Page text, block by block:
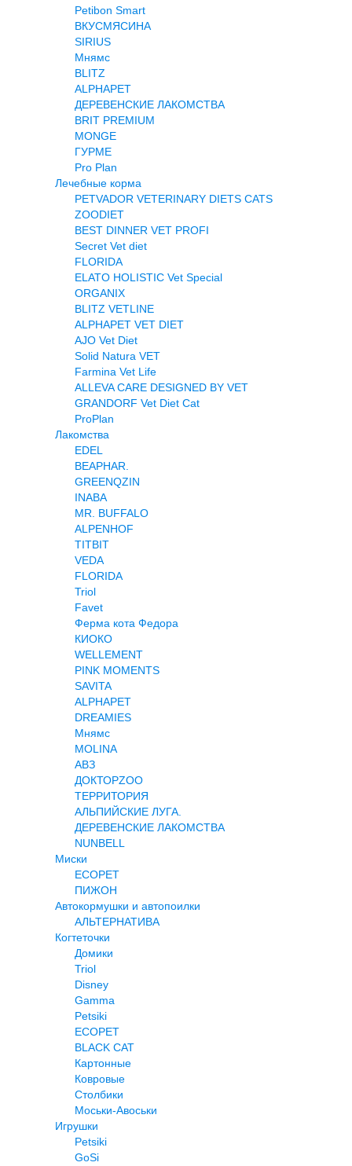
Petibon Smart
ВКУСМЯСИНА
SIRIUS
Мнямс
BLITZ
ALPHAPET
ДЕРЕВЕНСКИЕ ЛАКОМСТВА
BRIT PREMIUM
MONGE
ГУРМЕ
Pro Plan
Лечебные корма
PETVADOR VETERINARY DIETS CATS
ZOODIET
BEST DINNER VET PROFI
Secret Vet diet
FLORIDA
ELATO HOLISTIC Vet Special
ORGANIX
BLITZ VETLINE
ALPHAPET VET DIET
AJO Vet Diet
Solid Natura VET
Farmina Vet Life
ALLEVA CARE DESIGNED BY VET
GRANDORF Vet Diet Cat
ProPlan
Лакомства
EDEL
BEAPHAR.
GREENQZIN
INABA
MR. BUFFALO
ALPENHOF
TITBIT
VEDA
FLORIDA
Triol
Favet
Ферма кота Федора
КИОКО
WELLEMENT
PINK MOMENTS
SAVITA
ALPHAPET
DREAMIES
Мнямс
MOLINA
АВЗ
ДОКТОРZOO
ТЕРРИТОРИЯ
АЛЬПИЙСКИЕ ЛУГА.
ДЕРЕВЕНСКИЕ ЛАКОМСТВА
NUNBELL
Миски
ECOPET
ПИЖОН
Автокормушки и автопоилки
АЛЬТЕРНАТИВА
Когтеточки
Домики
Triol
Disney
Gamma
Petsiki
ECOPET
BLACK CAT
Картонные
Ковровые
Столбики
Моськи-Авоськи
Игрушки
Petsiki
GoSi